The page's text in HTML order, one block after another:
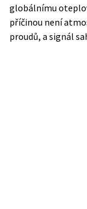
globálnímu
příčinou není
proudů, a signál